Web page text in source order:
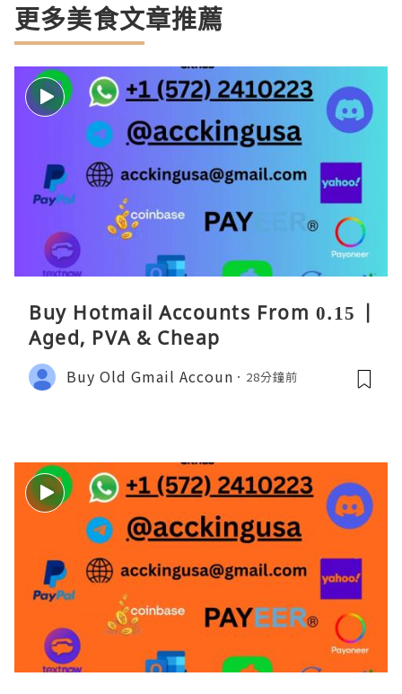
更多美食文章推薦
Buy Hotmail Accounts From 0.15 |
Aged, PVA & Cheap
Buy Old Gmail Accoun 28分鐘前